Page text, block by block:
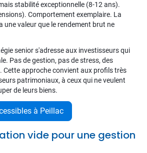
stabilité exceptionnelle (8-12 ans).
Comportement exemplaire. La
une valeur que le rendement brut ne
senior s'adresse aux investisseurs qui
Pas de gestion, pas de stress, des
Cette approche convient aux profils très
patrimoniaux, à ceux qui ne veulent
de leurs biens.
à Peillac
vide pour une gestion